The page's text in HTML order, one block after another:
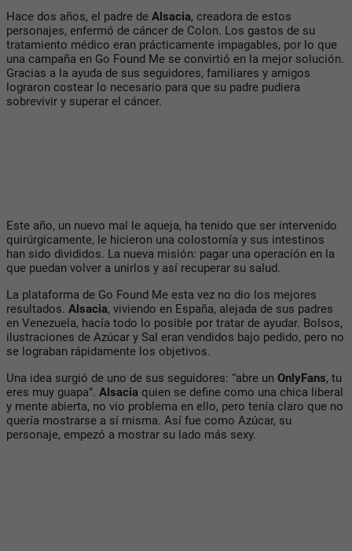
Hace dos años, el padre de Alsacia, creadora de estos
personajes, enfermó de cáncer de Colon. Los gastos de su
tratamiento médico eran prácticamente impagables, por lo que
una campaña en Go Found Me se convirtió en la mejor solución.
Gracias a la ayuda de sus seguidores, familiares y amigos
lograron costear lo necesario para que su padre pudiera
sobrevivir y superar el cáncer.
Este año, un nuevo mal le aqueja, ha tenido que ser intervenido
quirúrgicamente, le hicieron una colostomía y sus intestinos
han sido divididos. La nueva misión: pagar una operación en la
que puedan volver a unirlos y así recuperar su salud.
La plataforma de Go Found Me esta vez no dio los mejores
resultados. Alsacia, viviendo en España, alejada de sus padres
en Venezuela, hacía todo lo posible por tratar de ayudar. Bolsos,
ilustraciones de Azúcar y Sal eran vendidos bajo pedido, pero no
se lograban rápidamente los objetivos.
Una idea surgió de uno de sus seguidores: “abre un OnlyFans, tu
eres muy guapa”. Alsacia quien se define como una chica liberal
y mente abierta, no vio problema en ello, pero tenía claro que no
quería mostrarse a sí misma. Así fue como Azúcar, su
personaje, empezó a mostrar su lado más sexy.